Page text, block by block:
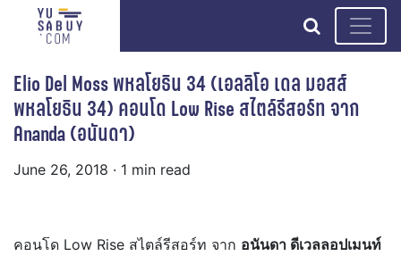
search
Elio Del Moss พหลโยธิน 34 (เอลลิโอ เดล มอสส์
พหลโยธิน 34) คอนโด Low Rise สไตล์รีสอร์ท จาก
Ananda (อนันดา)
June 26, 2018 · 1 min read
คอนโด Low Rise สไตล์รีสอร์ท จาก อนันดา ดีเวลลอปเมนท์